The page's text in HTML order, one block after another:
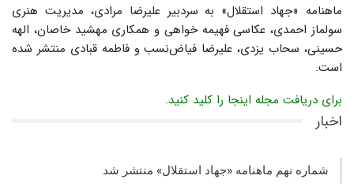
ماهنامه «جهاد استقلال» به سردبیر علیرضا مرادی، مدیریت هنری
سولماز احمدی، عکاسی فهیمه خواهی و همکاری مهشید خاصان، الهه
حسینی، سحاب یزدی، علیرضا فیاض‌نسب و فاطمه قبادی منتشر شده
است.
برای دریافت مجله اینجا را کلید کنید.
اخبار
شماره نهم ماهنامه «جهاد استقلال» منتشر شد